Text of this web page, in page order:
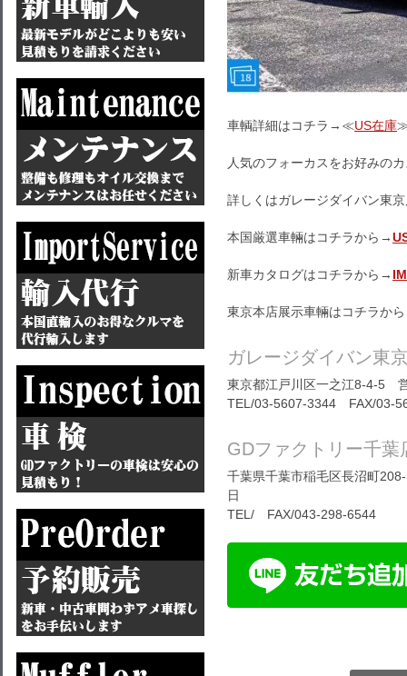
車輌詳細はコチラ→≪US在庫
人気のフォーカスをお好みの
詳しくはガレージダイバン東
本国厳選車輛はコチラから→
新車カタログはコチラから→
東京本店展示車輛はコチラか
ガレージダイバン東
東京都江戸川区一之江8-4-5
TEL/03-5607-3344 FAX/03-
GDファクトリー千葉
千葉県千葉市稲毛区長沼町
日
TEL/ FAX/043-298-6544